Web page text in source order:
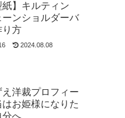
紙】キルティン
ーンショルダーバ
り方
2024.08.08
洋裁プロフィー
はお姫様になりた
分へ